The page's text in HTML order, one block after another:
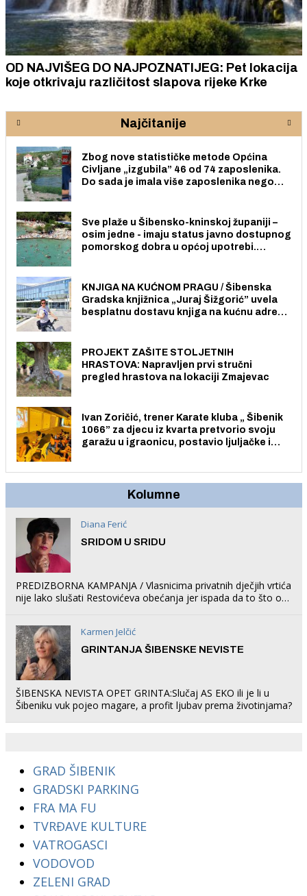
OD NAJVIŠEG DO NAJPOZNATIJEG: Pet lokacija
koje otkrivaju različitost slapova rijeke Krke
Najčitanije
Zbog nove statističke metode Općina
Civljane „izgubila” 46 od 74 zaposlenika.
Do sada je imala više zaposlenika nego
Sve plaže u Šibensko-kninskoj županiji –
osim jedne - imaju status javno dostupnog
pomorskog dobra u općoj upotrebi.
KNJIGA NA KUĆNOM PRAGU / Šibenska
Gradska knjižnica „Juraj Šižgorić” uvela
besplatnu dostavu knjiga na kućnu adresu
PROJEKT ZAŠITE STOLJETNIH
HRASTOVA: Napravljen prvi stručni
pregled hrastova na lokaciji Zmajevac
Ivan Zoričić, trener Karate kluba „ Šibenik
1066” za djecu iz kvarta pretvorio svoju
garažu u igraonicu, postavio ljuljačke i
Kolumne
Diana Ferić
SRIDOM U SRIDU
PREDIZBORNA KAMPANJA / Vlasnicima privatnih dječjih vrtića
nije lako slušati Restovićeva obećanja jer ispada da to što oni
Karmen Jelčić
GRINTANJA ŠIBENSKE NEVISTE
ŠIBENSKA NEVISTA OPET GRINTA:Slučaj AS EKO ili je li u
Šibeniku vuk pojeo magare, a profit ljubav prema životinjama?
GRAD ŠIBENIK
GRADSKI PARKING
FRA MA FU
TVRĐAVE KULTURE
VATROGASCI
VODOVOD
ZELENI GRAD